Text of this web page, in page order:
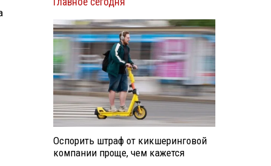
Оспорить штраф от кикшеринговой
компании проще, чем кажется